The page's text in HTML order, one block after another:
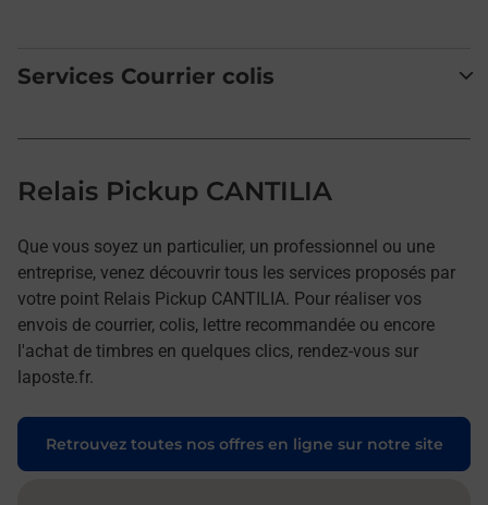
Services Courrier colis
Relais Pickup CANTILIA
Que vous soyez un particulier, un professionnel ou une
entreprise, venez découvrir tous les services proposés par
votre point Relais Pickup CANTILIA. Pour réaliser vos
envois de courrier, colis, lettre recommandée ou encore
l'achat de timbres en quelques clics, rendez-vous sur
laposte.fr.
Retrouvez toutes nos offres en ligne sur notre site